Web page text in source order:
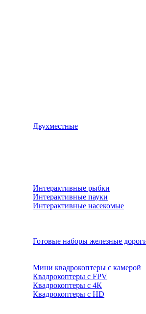
Двухместные
Интерактивные рыбки
Интерактивные пауки
Интерактивные насекомые
Готовые наборы железные
Мини квадрокоптеры с камерой
Квадрокоптеры с FPV
Квадрокоптеры с 4К
Квадрокоптеры с HD